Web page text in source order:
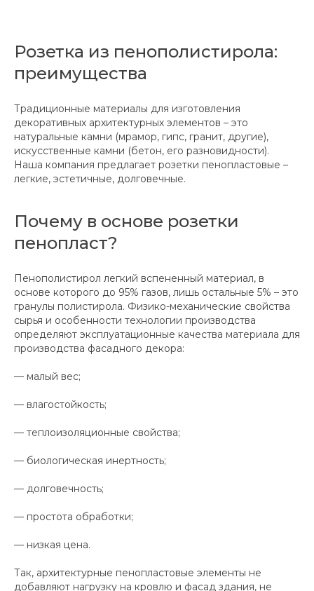
Розетка из пенополистирола:
преимущества
Традиционные материалы для изготовления
декоративных архитектурных элементов – это
натуральные камни (мрамор, гипс, гранит, другие),
искусственные камни (бетон, его разновидности).
Наша компания предлагает розетки пенопластовые –
легкие, эстетичные, долговечные.
Почему в основе розетки
пенопласт?
Пенополистирол легкий вспененный материал, в
основе которого до 95% газов, лишь остальные 5% – это
гранулы полистирола. Физико-механические свойства
сырья и особенности технологии производства
определяют эксплуатационные качества материала для
производства фасадного декора:
— малый вес;
— влагостойкость;
— теплоизоляционные свойства;
— биологическая инертность;
— долговечность;
— простота обработки;
— низкая цена.
Так, архитектурные пенопластовые элементы не
добавляют нагрузку на кровлю и фасад здания, не